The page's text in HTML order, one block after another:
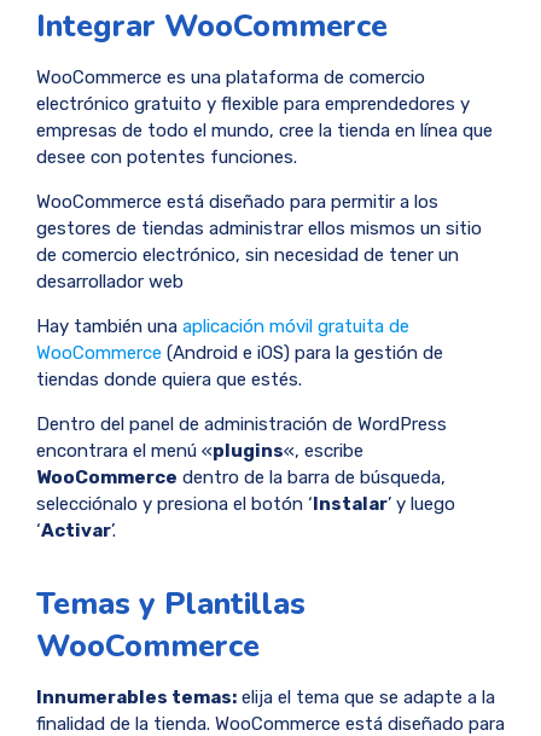
Integrar WooCommerce
WooCommerce es una plataforma de comercio
electrónico gratuito y flexible para emprendedores y
empresas de todo el mundo, cree la tienda en línea que
desee con potentes funciones.
WooCommerce está diseñado para permitir a los
gestores de tiendas administrar ellos mismos un sitio
de comercio electrónico, sin necesidad de tener un
desarrollador web
Hay también una aplicación móvil gratuita de
WooCommerce (Android e iOS) para la gestión de
tiendas donde quiera que estés.
Dentro del panel de administración de WordPress
encontrara el menú «plugins«, escribe
WooCommerce dentro de la barra de búsqueda,
selecciónalo y presiona el botón ‘Instalar’ y luego
‘Activar’.
Temas y Plantillas
WooCommerce
Innumerables temas: elija el tema que se adapte a la
finalidad de la tienda. WooCommerce está diseñado para